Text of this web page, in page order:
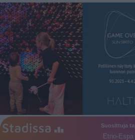
Suosittuja
Etno-Espa